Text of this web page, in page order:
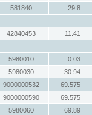
581840
29.8
42840453
11.41
5980010
0.03
5980030
30.94
9000000532
69.575
9000000590
69.575
5980060
69.89